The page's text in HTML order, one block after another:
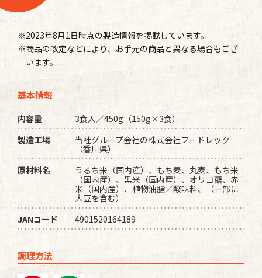
※2023年8月1日時点の製造情報を掲載しています。
※商品の改定などにより、お手元の商品と異なる場合もござ
います。
基本情報
内容量
3食入／450g（150g×3食）
製造工場
当社グループ会社の株式会社フードレック
（香川県）
原材料名
うるち米（国内産）、もち麦、丸麦、もち米
（国内産）、黒米（国内産）、オリゴ糖、赤
米（国内産）、植物油脂／酸味料、（一部に
大豆を含む）
JANコード
4901520164189
調理方法